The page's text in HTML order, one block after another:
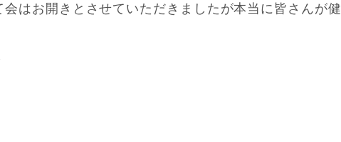
はお開きとさせていただきましたが本当に皆さんが健